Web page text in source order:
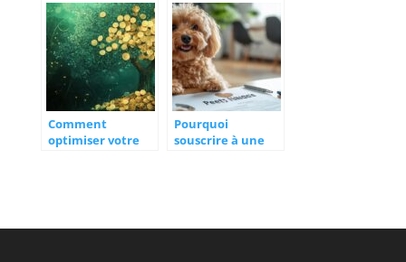
Cardif
son animal de
compagnie ?
Comment
optimiser votre
Pourquoi
souscrire à une